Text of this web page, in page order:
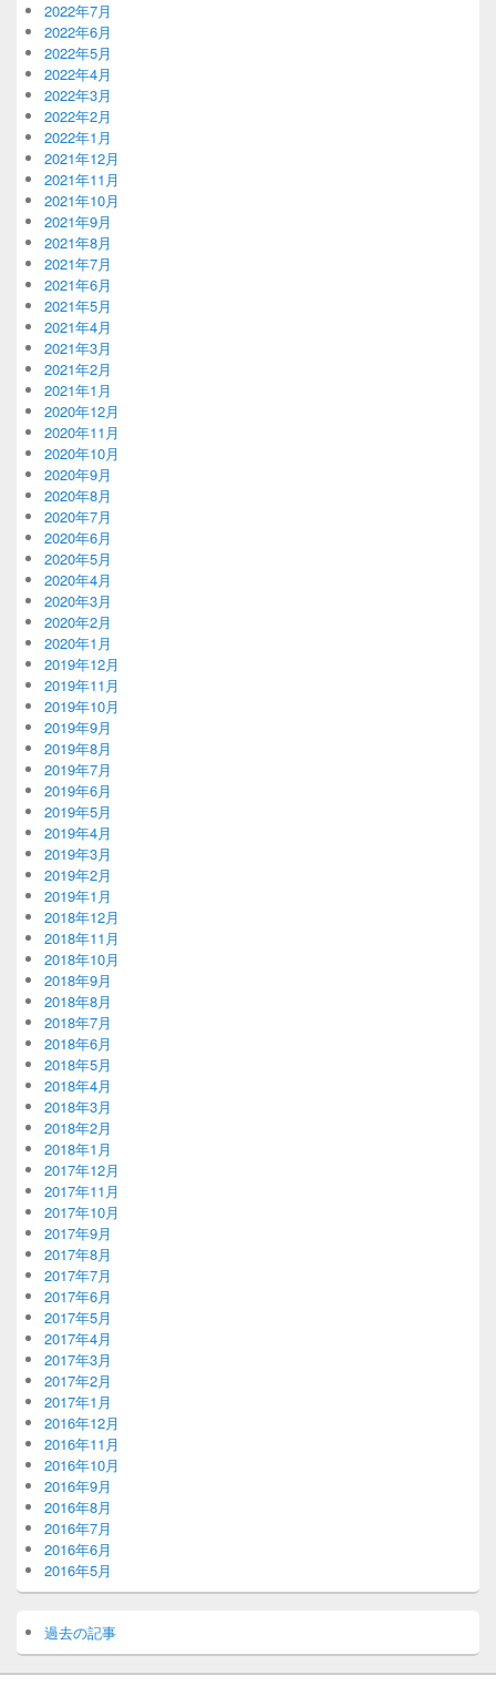
2022年7月
2022年6月
2022年5月
2022年4月
2022年3月
2022年2月
2022年1月
2021年12月
2021年11月
2021年10月
2021年9月
2021年8月
2021年7月
2021年6月
2021年5月
2021年4月
2021年3月
2021年2月
2021年1月
2020年12月
2020年11月
2020年10月
2020年9月
2020年8月
2020年7月
2020年6月
2020年5月
2020年4月
2020年3月
2020年2月
2020年1月
2019年12月
2019年11月
2019年10月
2019年9月
2019年8月
2019年7月
2019年6月
2019年5月
2019年4月
2019年3月
2019年2月
2019年1月
2018年12月
2018年11月
2018年10月
2018年9月
2018年8月
2018年7月
2018年6月
2018年5月
2018年4月
2018年3月
2018年2月
2018年1月
2017年12月
2017年11月
2017年10月
2017年9月
2017年8月
2017年7月
2017年6月
2017年5月
2017年4月
2017年3月
2017年2月
2017年1月
2016年12月
2016年11月
2016年10月
2016年9月
2016年8月
2016年7月
2016年6月
2016年5月
過去の記事